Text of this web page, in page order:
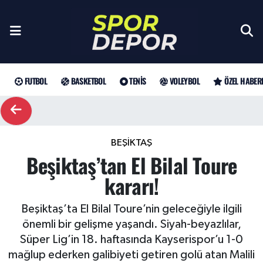
FUTBOL BASKETBOL TENIS VOLEYBOL ÖZEL
BEŞIKTAŞ
Beşiktaş’tan El Bilal Toure
kararı!
Beşiktaş’ta El Bilal Toure’nin geleceğiyle ilgili
önemli bir gelişme yaşandı. Siyah-beyazlılar,
Süper Lig’in 18. haftasında Kayserispor’u 1-0
mağlup ederken galibiyeti getiren golü atan Malili
Trendyol Süper Lig
Şampiyonlar Ligi
UEFA Avrupa Ligi
Avrupa Konferans Ligi
Türkiye Basketbol Ligi
Sultanlar Ligi
Özel Haberler
Arama
Şampiyonlar Ligi
UEFA Avrupa Ligi
Avrupa Konferans Ligi
Trendyol Süper Lig
Nöbetçi Eczaneler
Tüm Manşetler
Son Dakika Haberleri
Haber Arşivi